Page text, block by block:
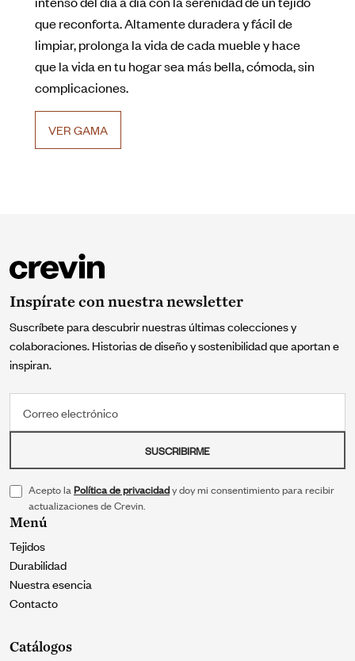
que reconforta. Altamente duradera y fácil de
limpiar, prolonga la vida de cada mueble y hace
que la vida en tu hogar sea más bella, cómoda, sin
complicaciones.
VER GAMA
Inspírate con nuestra newsletter
Suscríbete para descubrir nuestras últimas colecciones y
colaboraciones. Historias de diseño y sostenibilidad que aportan e
inspiran.
SUSCRIBIRME
Acepto laPolítica de privacidady doy mi consentimiento para recibir
actualizaciones de Crevin.
Menú
Tejidos
Durabilidad
Nuestra esencia
Contacto
Catálogos